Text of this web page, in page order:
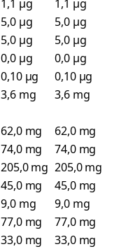
1,1 µg
1,1 µg
5,0 µg
5,0 µg
5,0 µg
5,0 µg
0,0 µg
0,0 µg
0,10 µg
0,10 µg
3,6 mg
3,6 mg
62,0 mg
62,0 mg
74,0 mg
74,0 mg
205,0 mg 205,0 mg
45,0 mg
45,0 mg
9,0 mg
9,0 mg
77,0 mg
77,0 mg
33,0 mg
33,0 mg